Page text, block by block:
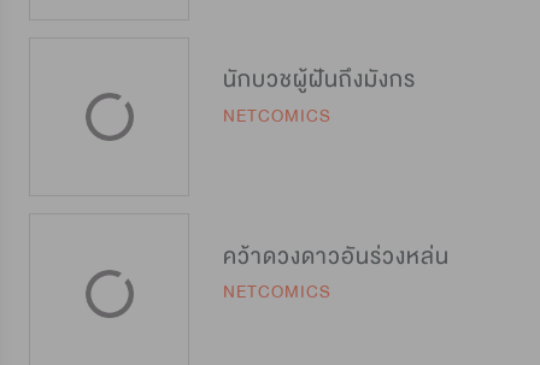
นักบวชผู้ฝันถึงมังกร
NETCOMICS
คว้าดวงดาวอันร่วงหล่น
NETCOMICS